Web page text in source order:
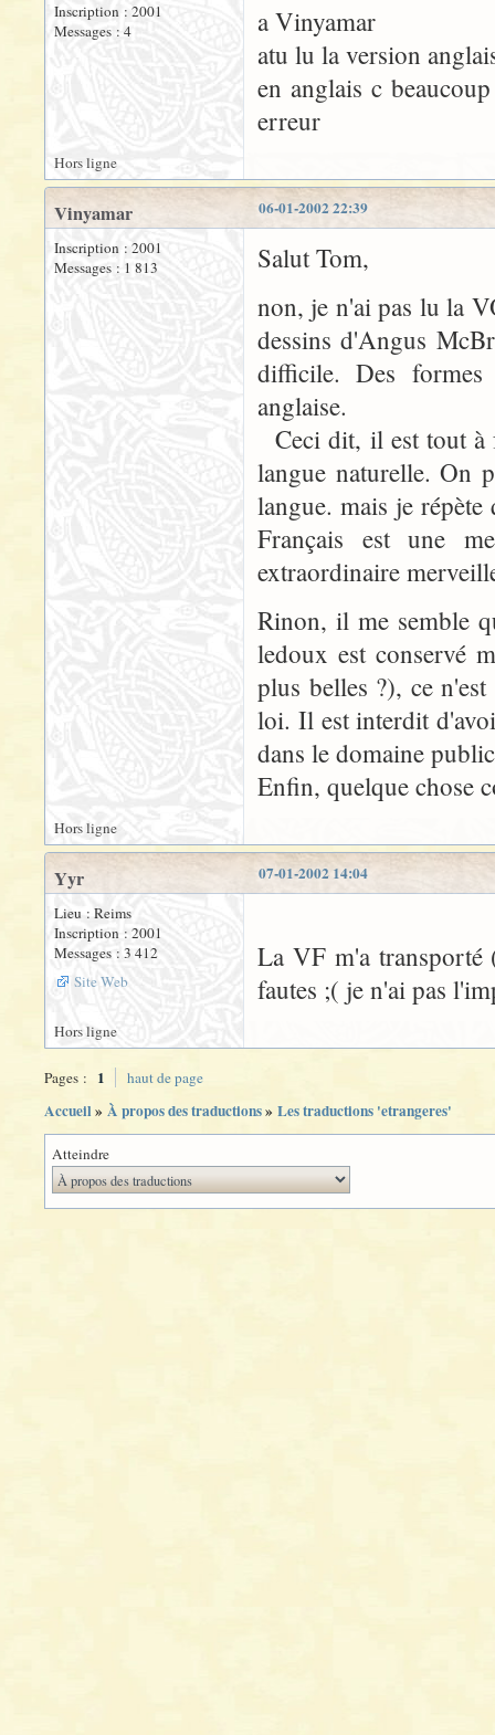
Inscription : 2001
Messages : 4
a Vinyamar
atu lu la version
en anglais c
erreur
Hors ligne
06-01-2002 22:39
Vinyamar
Inscription : 2001
Messages : 1 813
Salut Tom,
non, je n'ai pas lu la
dessins d'Angus
difficile. Des formes
anglaise.
Ceci dit, il est tout à
langue naturelle. On
langue. mais je
Français est une
extraordinaire
Rinon, il me semble
ledoux est conservé
plus belles ?), ce
loi. Il est interdit
dans le domaine
Enfin, quelque chose
Hors ligne
07-01-2002 14:04
Yyr
Lieu : Reims
Inscription : 2001
Messages : 3 412
Site Web
La VF m'a transporté
fautes ;( je n'ai pas
Hors ligne
Pages : 1 haut de page
Accueil» À propos des traductions» Les traductions 'etrangeres'
Atteindre